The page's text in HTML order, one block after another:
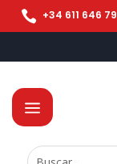
 +34 611 646